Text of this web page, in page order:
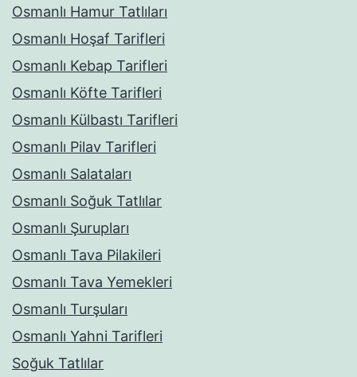
Osmanlı Hamur Tatlıları
Osmanlı Hoşaf Tarifleri
Osmanlı Kebap Tarifleri
Osmanlı Köfte Tarifleri
Osmanlı Külbastı Tarifleri
Osmanlı Pilav Tarifleri
Osmanlı Salataları
Osmanlı Soğuk Tatlılar
Osmanlı Şurupları
Osmanlı Tava Pilakileri
Osmanlı Tava Yemekleri
Osmanlı Turşuları
Osmanlı Yahni Tarifleri
Soğuk Tatlılar